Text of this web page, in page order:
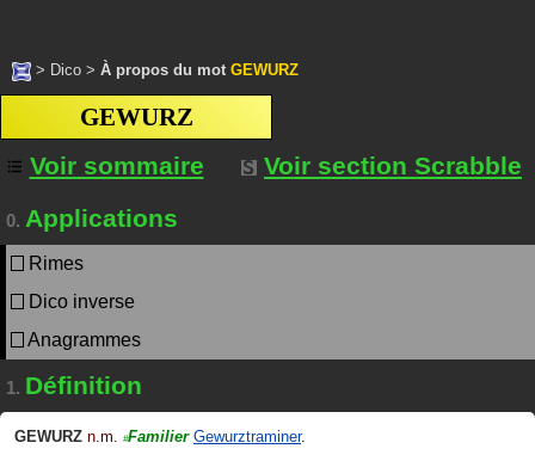
> Dico > À propos du mot GEWURZ
GEWURZ
Voir sommaire
Voir section Scrabble
0. Applications
Rimes
Dico inverse
Anagrammes
1. Définition
GEWURZ n.m. #Familier Gewurztraminer.